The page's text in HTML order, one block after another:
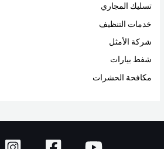
تسليك المجاري
خدمات التنظيف
شركة الأمثل
شفط بيارات
مكافحة الحشرات